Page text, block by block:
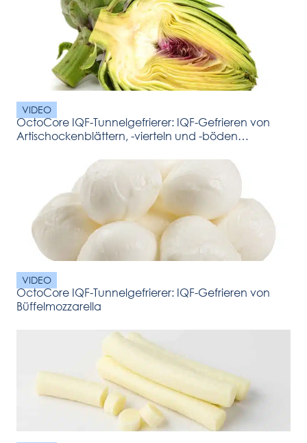
Lebensmittelverarbeitung, die darauf ausgelegt sind,
Verarbeitungsbetrieben dabei zu helfen, Produktqualität,
Effizienz und Leistung zu verbessern. Aufbauend auf
jahrzehntelanger Innovationskraft […]
VIDEO
OctoCore IQF-Tunnelgefrierer: IQF-Gefrieren von
Artischockenblättern, -vierteln und -böden
VIDEO
OctoCore IQF-Tunnelgefrierer: IQF-Gefrieren von
Büffelmozzarella